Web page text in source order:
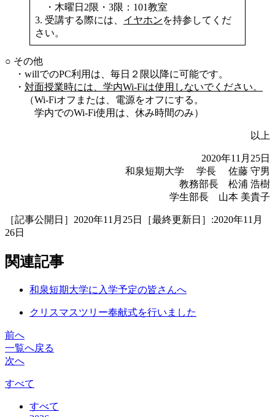
・木曜日2限・3限：101教室
3. 受講する際には、 イヤホンを持参してくだ
さい。
○ その他
・willでのPC利用は、毎日２限以降に可能です。
・ 対面授業時には、学内Wi-Fiは使用しないでください。
（Wi-Fiオフまたは、電源をオフにする。
学内でのWi-Fi使用は、休み時間のみ）
以上
2020年11月25日
和泉短期大学 学長 佐藤 守男
教務部長 松浦 浩樹
学生部長 山本 美貴子
［記事公開日］2020年11月25日［最終更新日］:2020年11月
26日
関連記事
和泉短期大学に入学予定の皆さんへ
クリスマスツリー奉献式を行いました
前へ
一覧へ戻る
次へ
すべて
すべて